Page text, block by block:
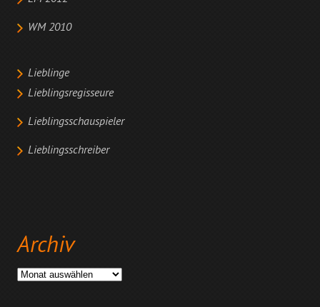
WM 2010
Lieblinge
Lieblingsregisseure
Lieblingsschauspieler
Lieblingsschreiber
Archiv
Archiv